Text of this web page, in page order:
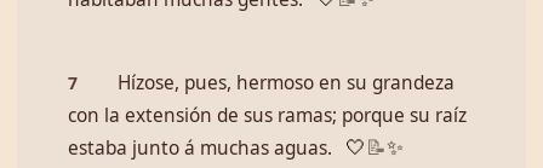
7
Hízose, pues, hermoso en su grandeza
con la extensión de sus ramas; porque su raíz
estaba junto á muchas aguas.
🤍 📝✨